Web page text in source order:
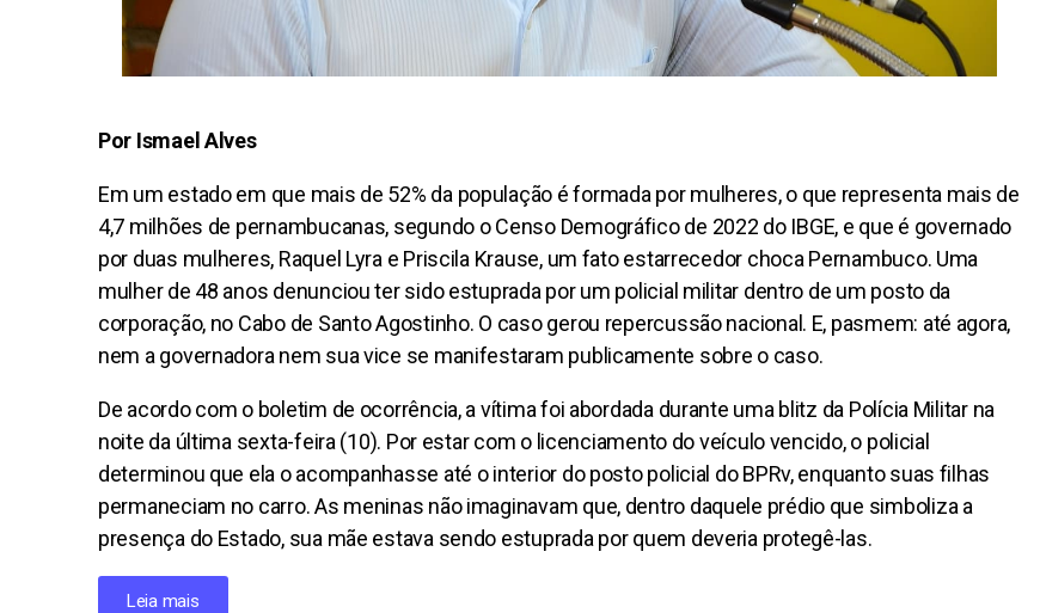
Por Ismael Alves
Em um estado em que mais de 52% da população é formada por mulheres, o que representa mais de
4,7 milhões de pernambucanas, segundo o Censo Demográfico de 2022 do IBGE, e que é governado
por duas mulheres, Raquel Lyra e Priscila Krause, um fato estarrecedor choca Pernambuco. Uma
mulher de 48 anos denunciou ter sido estuprada por um policial militar dentro de um posto da
corporação, no Cabo de Santo Agostinho. O caso gerou repercussão nacional. E, pasmem: até agora,
nem a governadora nem sua vice se manifestaram publicamente sobre o caso.
De acordo com o boletim de ocorrência, a vítima foi abordada durante uma blitz da Polícia Militar na
noite da última sexta-feira (10). Por estar com o licenciamento do veículo vencido, o policial
determinou que ela o acompanhasse até o interior do posto policial do BPRv, enquanto suas filhas
permaneciam no carro. As meninas não imaginavam que, dentro daquele prédio que simboliza a
presença do Estado, sua mãe estava sendo estuprada por quem deveria protegê-las.
Leia mais